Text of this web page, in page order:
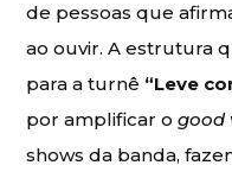
de pessoas que
ao ouvir. A estrutura
para a turnê “Leve
por amplificar o good
shows da banda,